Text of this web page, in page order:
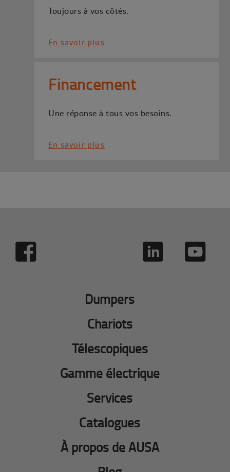
Toujours à vos côtés.
En savoir plus
Financement
Une réponse à tous vos besoins.
En savoir plus
Dumpers
Chariots
Télescopiques
Gamme électrique
Services
Catalogues
À propos de AUSA